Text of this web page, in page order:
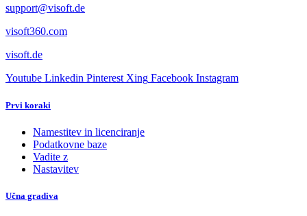
support@visoft.de
visoft360.com
visoft.de
Youtube Linkedin Pinterest Xing Facebook Instagram
Prvi koraki
Namestitev in licenciranje
Podatkovne baze
Vadite z
Nastavitev
Učna gradiva